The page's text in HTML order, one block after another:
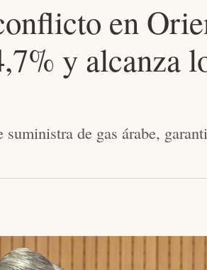
en
y alcanza
de gas árabe,